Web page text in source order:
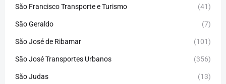
São Francisco Transporte e Turismo (41)
São Geraldo (7)
São José de Ribamar (101)
São José Transportes Urbanos (356)
São Judas (13)